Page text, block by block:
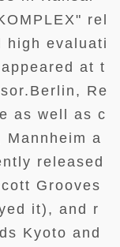
rel
high evaluati
at t
Re
as well as c
a
released
Grooves
it), and r
Kyoto and